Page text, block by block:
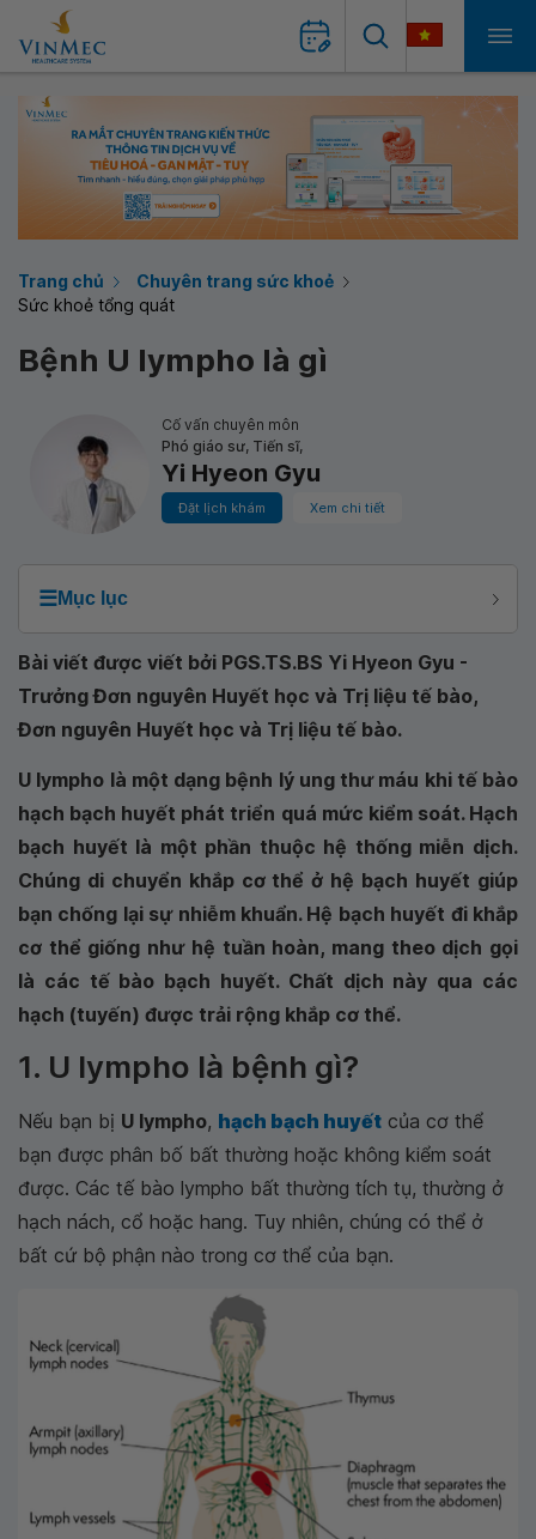
Trang chủ
Chuyên trang sức khoẻ
Sức khoẻ tổng quát
Bệnh U lympho là gì
Cố vấn chuyên môn
Phó giáo sư, Tiến sĩ,
Yi Hyeon Gyu
Đặt lịch khám Xem chi tiết
☰Mục lục
Bài viết được viết bởi PGS.TS.BS Yi Hyeon Gyu -
Trưởng Đơn nguyên Huyết học và Trị liệu tế bào,
Đơn nguyên Huyết học và Trị liệu tế bào.
U lympho là một dạng bệnh lý ung thư máu khi tế bào
hạch bạch huyết phát triển quá mức kiểm soát. Hạch
bạch huyết là một phần thuộc hệ thống miễn dịch.
Chúng di chuyển khắp cơ thể ở hệ bạch huyết giúp
bạn chống lại sự nhiễm khuẩn. Hệ bạch huyết đi khắp
cơ thể giống như hệ tuần hoàn, mang theo dịch gọi
là các tế bào bạch huyết. Chất dịch này qua các
hạch (tuyến) được trải rộng khắp cơ thể.
1. U lympho là bệnh gì?
Nếu bạn bị U lympho, hạch bạch huyết của cơ thể
bạn được phân bố bất thường hoặc không kiểm soát
được. Các tế bào lympho bất thường tích tụ, thường ở
hạch nách, cổ hoặc hang. Tuy nhiên, chúng có thể ở
bất cứ bộ phận nào trong cơ thể của bạn.